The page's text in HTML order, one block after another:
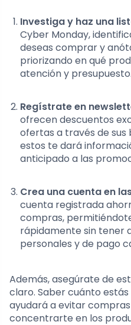
Investiga y haz una
Cyber Monday,
deseas comprar y
priorizando en qué
atención y presupuesto.
Regístrate en
ofrecen descuentos
ofertas a través de sus
estos te dará
anticipado a las
Crea una cuenta en
cuenta registrada
compras,
rápidamente sin tener
personales y de pago
Además, asegúrate de
claro. Saber cuánto
ayudará a evitar
concentrarte en los